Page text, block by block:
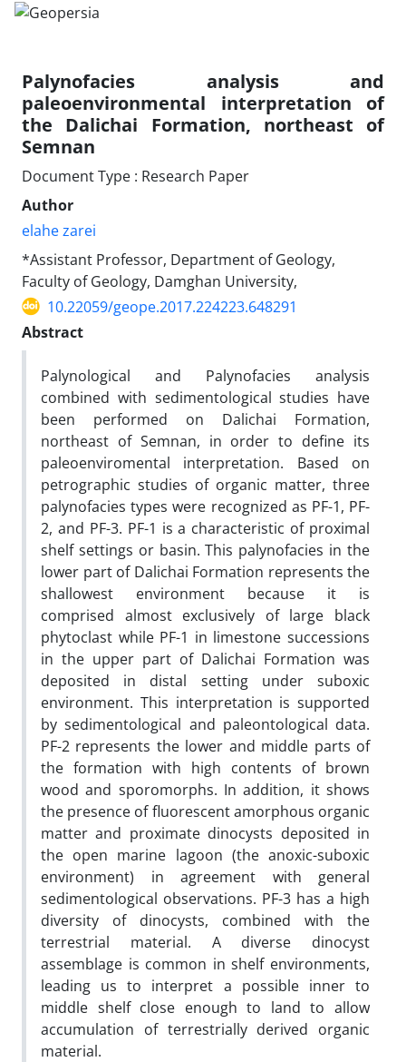
Palynofacies analysis and
paleoenvironmental interpretation of
the Dalichai Formation, northeast of
Semnan
Document Type : Research Paper
Author
elahe zarei
*Assistant Professor, Department of Geology,
Faculty of Geology, Damghan University,
10.22059/geope.2017.224223.648291
Abstract
Palynological and Palynofacies analysis
combined with sedimentological studies have
been performed on Dalichai Formation,
northeast of Semnan, in order to define its
paleoenviromental interpretation. Based on
petrographic studies of organic matter, three
palynofacies types were recognized as PF-1, PF-
2, and PF-3. PF-1 is a characteristic of proximal
shelf settings or basin. This palynofacies in the
lower part of Dalichai Formation represents the
shallowest environment because it is
comprised almost exclusively of large black
phytoclast while PF-1 in limestone successions
in the upper part of Dalichai Formation was
deposited in distal setting under suboxic
environment. This interpretation is supported
by sedimentological and paleontological data.
PF-2 represents the lower and middle parts of
the formation with high contents of brown
wood and sporomorphs. In addition, it shows
the presence of fluorescent amorphous organic
matter and proximate dinocysts deposited in
the open marine lagoon (the anoxic-suboxic
environment) in agreement with general
sedimentological observations. PF-3 has a high
diversity of dinocysts, combined with the
terrestrial material. A diverse dinocyst
assemblage is common in shelf environments,
leading us to interpret a possible inner to
middle shelf close enough to land to allow
accumulation of terrestrially derived organic
material.